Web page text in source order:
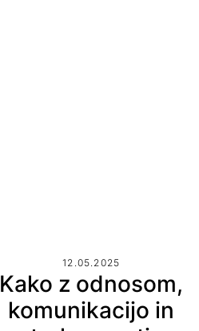
12.05.2025
Kako z odnosom,
komunikacijo in